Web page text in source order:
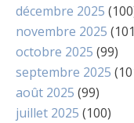
décembre 2025
novembre 2025
octobre 2025 (99)
septembre 2025
août 2025 (99)
juillet 2025 (100)